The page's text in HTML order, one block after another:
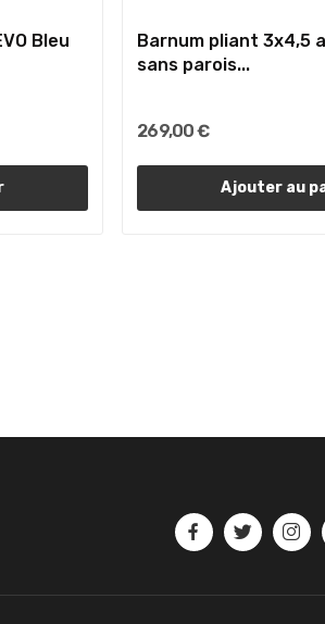
Bleu
Barnum pliant 3x4,5
sans parois...
269,00 €
Ajouter au